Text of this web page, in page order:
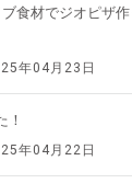
ブ食材でジオピザ
年04月23日
！
年04月22日